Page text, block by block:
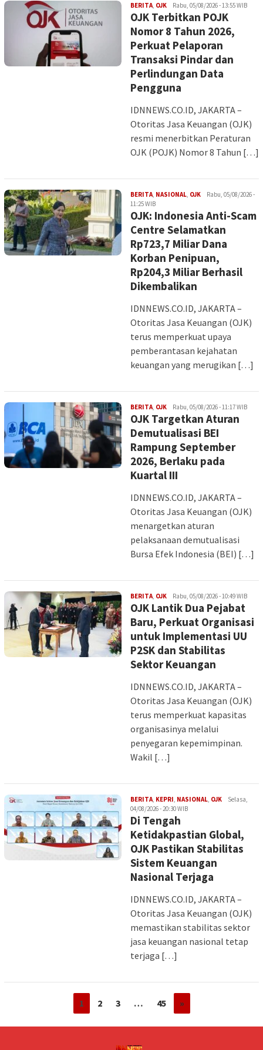
BERITA, OJKINDAH
Rabu, 05/08/2026 - 13:55 WIB
OJK Terbitkan POJK
Nomor 8 Tahun 2026,
Perkuat Pelaporan
Transaksi Pindar dan
Perlindungan Data
Pengguna
IDNNEWS.CO.ID, JAKARTA –
Otoritas Jasa Keuangan (OJK)
resmi menerbitkan Peraturan
OJK (POJK) Nomor 8 Tahun […]
BERITA, NASIONAL, OJKINDAH
Rabu, 05/08/2026 -
11:25 WIB
OJK: Indonesia Anti-Scam
Centre Selamatkan
Rp723,7 Miliar Dana
Korban Penipuan,
Rp204,3 Miliar Berhasil
Dikembalikan
IDNNEWS.CO.ID, JAKARTA –
Otoritas Jasa Keuangan (OJK)
terus memperkuat upaya
pemberantasan kejahatan
keuangan yang merugikan […]
BERITA, OJKINDAH
Rabu, 05/08/2026 - 11:17 WIB
OJK Targetkan Aturan
Demutualisasi BEI
Rampung September
2026, Berlaku pada
Kuartal III
IDNNEWS.CO.ID, JAKARTA –
Otoritas Jasa Keuangan (OJK)
menargetkan aturan
pelaksanaan demutualisasi
Bursa Efek Indonesia (BEI) […]
BERITA, OJKINDAH
Rabu, 05/08/2026 - 10:49 WIB
OJK Lantik Dua Pejabat
Baru, Perkuat Organisasi
untuk Implementasi UU
P2SK dan Stabilitas
Sektor Keuangan
IDNNEWS.CO.ID, JAKARTA –
Otoritas Jasa Keuangan (OJK)
terus memperkuat kapasitas
organisasinya melalui
penyegaran kepemimpinan.
Wakil […]
BERITA, KEPRI, NASIONAL, OJKImanSelasa,
04/08/2026 - 20:30 WIB
Di Tengah
Ketidakpastian Global,
OJK Pastikan Stabilitas
Sistem Keuangan
Nasional Terjaga
IDNNEWS.CO.ID, JAKARTA –
Otoritas Jasa Keuangan (OJK)
memastikan stabilitas sektor
jasa keuangan nasional tetap
terjaga […]
1 2 3 … 45 »